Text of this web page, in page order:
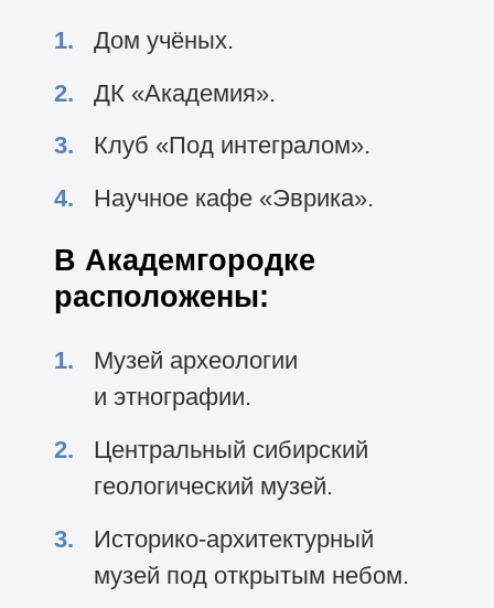
Дом учёных.
ДК «Академия».
Клуб «Под интегралом».
Научное кафе «Эврика».
В Академгородке
расположены:
Музей археологии
и этнографии.
Центральный сибирский
геологический музей.
Историко-архитектурный
музей под открытым небом.